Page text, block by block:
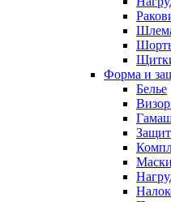
Форма и
Белье